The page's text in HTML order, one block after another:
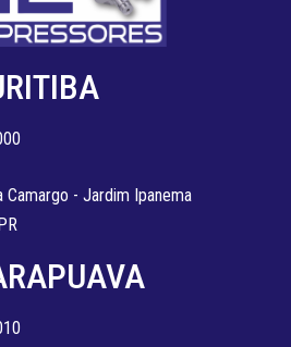
Camargo - Jardim Ipanema